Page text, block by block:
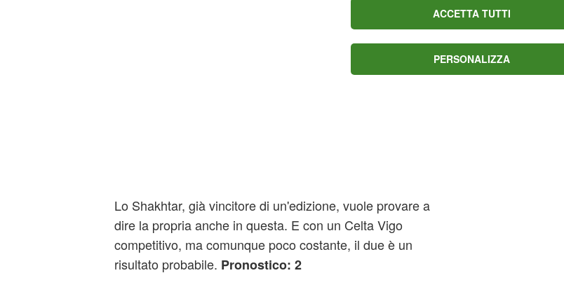
Lo Shakhtar, già vincitore di un'edizione, vuole provare a
dire la propria anche in questa. E con un Celta Vigo
competitivo, ma comunque poco costante, il due è un
risultato probabile. Pronostico: 2
ACCETTA TUTTI
PERSONALIZZA